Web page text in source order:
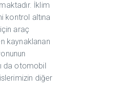
İklim
kontrol altına
araç
kaynaklanan
da otomobil
diğer